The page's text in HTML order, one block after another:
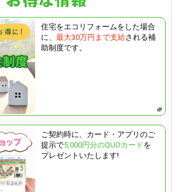
住宅をエコリフォームをした場合
に、 最大30万円まで支給される補
助制度です。
ご契約時に、カード・アプリのご
提示で5,000円分のQUOカードを
プレゼントいたします!